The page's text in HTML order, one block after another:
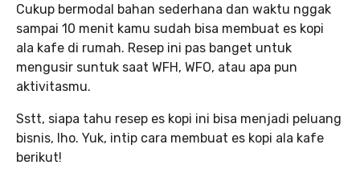
Cukup bermodal bahan sederhana dan waktu nggak
sampai 10 menit kamu sudah bisa membuat es kopi
ala kafe di rumah. Resep ini pas banget untuk
mengusir suntuk saat WFH, WFO, atau apa pun
aktivitasmu.
Sstt, siapa tahu resep es kopi ini bisa menjadi peluang
bisnis, lho. Yuk, intip cara membuat es kopi ala kafe
berikut!